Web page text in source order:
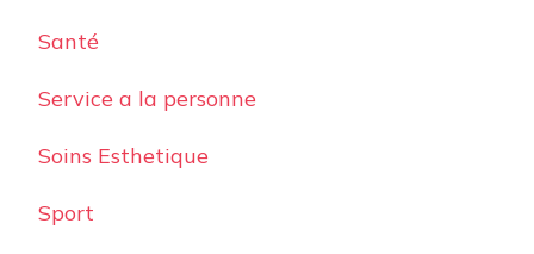
Santé
Service a la personne
Soins Esthetique
Sport